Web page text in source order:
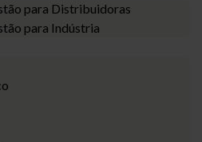
para Distribuidoras
para Indústria